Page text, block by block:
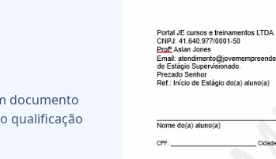
documento
qualificação